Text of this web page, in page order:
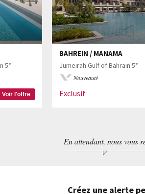
5*
Voir l'offre
BAHREIN / MANAMA
Jumeirah Gulf of Bahrain 5*
Nouveauté
Exclusif
En attendant, nous vous
Créez une alerte